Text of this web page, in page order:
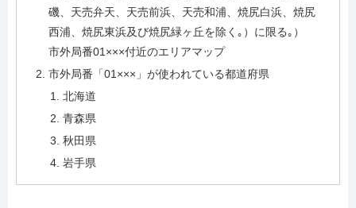
磯、天売弁天、天売前浜、天売和浦、焼尻白浜、焼尻
西浦、焼尻東浜及び焼尻緑ヶ丘を除く｡）に限る｡）
市外局番01×××付近のエリアマップ
市外局番「01×××」が使われている都道府県
北海道
青森県
秋田県
岩手県